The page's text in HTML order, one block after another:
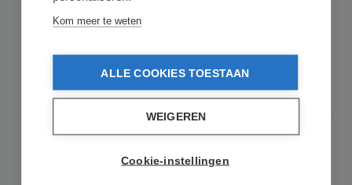
In de winkelmand
Kom meer te weten
ALLE COOKIES TOESTAAN
WEIGEREN
Cookie-instellingen